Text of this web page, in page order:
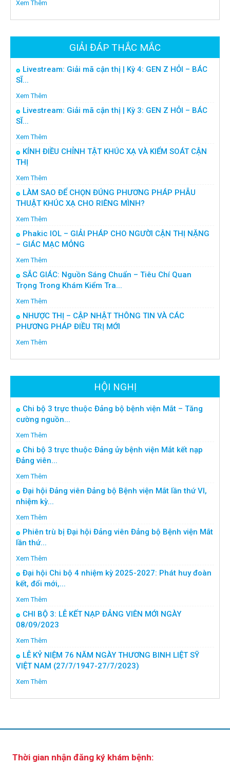
Xem Thêm
GIẢI ĐÁP THẮC MẮC
Livestream: Giải mã cận thị | Kỳ 4: GEN Z HỎI – BÁC
SĨ...
Xem Thêm
Livestream: Giải mã cận thị | Kỳ 3: GEN Z HỎI – BÁC
SĨ...
Xem Thêm
KÍNH ĐIỀU CHỈNH TẬT KHÚC XẠ VÀ KIỂM SOÁT CẬN
THỊ
Xem Thêm
LÀM SAO ĐỂ CHỌN ĐÚNG PHƯƠNG PHÁP PHẪU
THUẬT KHÚC XẠ CHO RIÊNG MÌNH?
Xem Thêm
Phakic IOL – GIẢI PHÁP CHO NGƯỜI CẬN THỊ NẶNG
– GIÁC MẠC MỎNG
Xem Thêm
SẮC GIÁC: Nguồn Sáng Chuẩn – Tiêu Chí Quan
Trọng Trong Khám Kiểm Tra...
Xem Thêm
NHƯỢC THỊ – CẬP NHẬT THÔNG TIN VÀ CÁC
PHƯƠNG PHÁP ĐIỀU TRỊ MỚI
Xem Thêm
HỘI NGHỊ
Chi bộ 3 trực thuộc Đảng bộ bệnh viện Mắt – Tăng
cường nguồn...
Xem Thêm
Chi bộ 3 trực thuộc Đảng ủy bệnh viện Mắt kết nạp
Đảng viên...
Xem Thêm
Đại hội Đảng viên Đảng bộ Bệnh viện Mắt lần thứ VI,
nhiệm kỳ...
Xem Thêm
Phiên trù bị Đại hội Đảng viên Đảng bộ Bệnh viện Mắt
lần thứ...
Xem Thêm
Đại hội Chi bộ 4 nhiệm kỳ 2025-2027: Phát huy đoàn
kết, đổi mới,...
Xem Thêm
CHI BỘ 3: LỄ KẾT NẠP ĐẢNG VIÊN MỚI NGÀY
08/09/2023
Xem Thêm
LỄ KỶ NIỆM 76 NĂM NGÀY THƯƠNG BINH LIỆT SỸ
VIỆT NAM (27/7/1947-27/7/2023)
Xem Thêm
Thời gian nhận đăng ký khám bệnh: